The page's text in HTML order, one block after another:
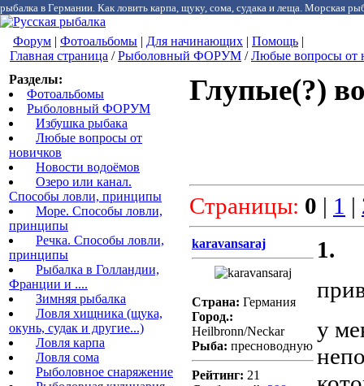
рыбалка в Германии. Как ловить карпа, щуку, сома, судака и леща. Морская
Форум | Фотоальбомы | Для начинающих | Помощь |
Главная страница /Рыболовный ФОРУМ /Любые вопросы от
Разделы:
Фотоальбомы
Рыболовный ФОРУМ
Избушка рыбака
Любые вопросы от
новичков
Новости водоёмов
Озеро или канал.
Способы ловли, принципы
Море. Способы ловли,
принципы
Речка. Способы ловли,
принципы
Рыбалка в Голландии,
Франции и ....
Зимняя рыбалка
Ловля хищника (щука,
окунь, судак и другие...)
Ловля карпа
Ловля сома
Рыболовное снаряжение
Глупые(?)
Страницы: 0 | 1 |
karavansaraj
Страна: Германия
Город.:
Heilbronn/Neckar
Рыба: пресноводную
Рейтинг: 21
1.
у